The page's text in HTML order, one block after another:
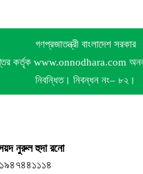
গণপ্রজাতন্ত্রী বাংলাদেশ সরকার
কর্তৃক www.onnodhara.com
নিবন্ধিত। নিবন্ধন নং– ৮২।
নুরুল হুদা রনো